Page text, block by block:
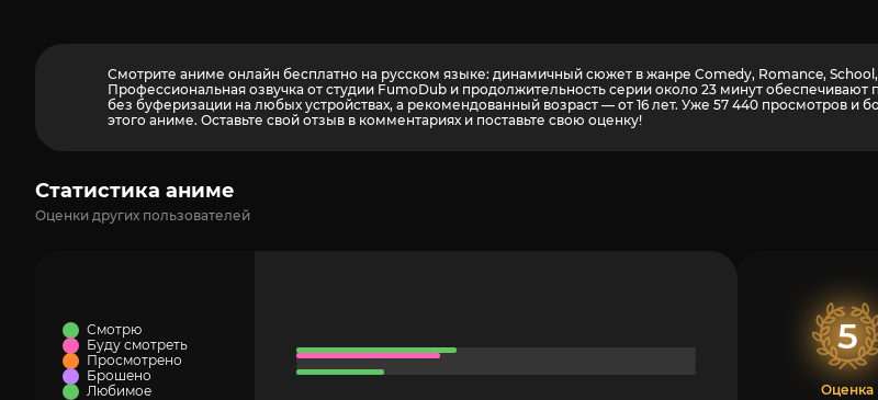
Смотрите аниме онлайн бесплатно на русском языке: динамичный сюжет в жанре Comedy, Romance,
Профессиональная озвучка от студии FumoDub и продолжительность серии около 23 минут
без буферизации на любых устройствах, а рекомендованный возраст — от 16 лет. Уже 57 440 просмотров и
этого аниме. Оставьте свой отзыв в комментариях и поставьте свою оценку!
Статистика аниме
Оценки других пользователей
Смотрю
Буду смотреть
Просмотрено
Брошено
Любимое
5
Оценка